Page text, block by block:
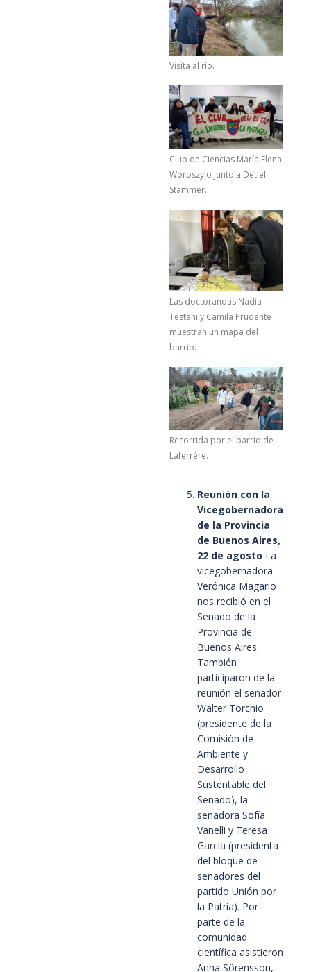
Visita al río.
Club de Ciencias María Elena
Woroszylo junto a Detlef
Stammer.
Las doctorandas Nadia
Testani y Camila Prudente
muestran un mapa del
barrio.
Recorrida por el barrio de
Laferrère.
Reunión con la
Vicegobernadora
de la Provincia
de Buenos Aires,
22 de agosto La
vicegobernadora
Verónica Magario
nos recibió en el
Senado de la
Provincia de
Buenos Aires.
También
participaron de la
reunión el senador
Walter Torchio
(presidente de la
Comisión de
Ambiente y
Desarrollo
Sustentable del
Senado), la
senadora Sofía
Vanelli y Teresa
García (presidenta
del bloque de
senadores del
partido Unión por
la Patria). Por
parte de la
comunidad
científica asistieron
Anna Sörensson,